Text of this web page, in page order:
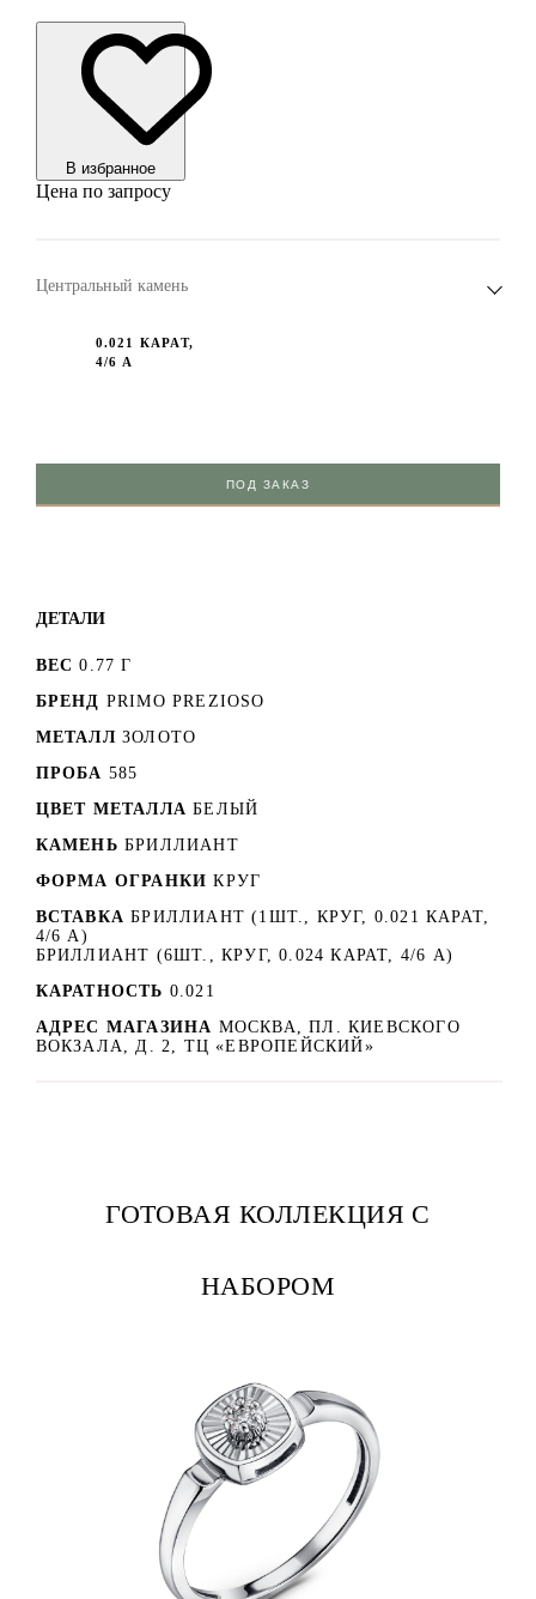
В избранноe
Цена по запросу
Центральный камень
0.021 КАРАТ,
4/6 А
ПОД ЗАКАЗ
ДЕТАЛИ
ВЕС 0.77 Г
БРЕНД PRIMO PREZIOSO
МЕТАЛЛ ЗОЛОТО
ПРОБА 585
ЦВЕТ МЕТАЛЛА БЕЛЫЙ
КАМЕНЬ БРИЛЛИАНТ
ФОРМА ОГРАНКИ КРУГ
ВСТАВКА БРИЛЛИАНТ (1ШТ., КРУГ, 0.021 КАРАТ,
4/6 А)
БРИЛЛИАНТ (6ШТ., КРУГ, 0.024 КАРАТ, 4/6 А)
КАРАТНОСТЬ 0.021
АДРЕС МАГАЗИНА МОСКВА, ПЛ. КИЕВСКОГО
ВОКЗАЛА, Д. 2, ТЦ «ЕВРОПЕЙСКИЙ»
ГОТОВАЯ КОЛЛЕКЦИЯ С
НАБОРОМ